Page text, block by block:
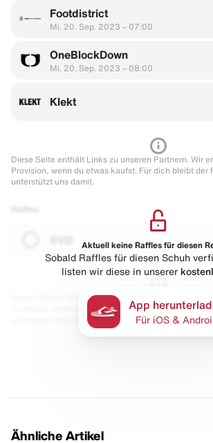
Footdistrict
Mi. 20. Sep. 2023 – 07:00
OneBlockDown
Mi. 20. Sep. 2023 – 08:00
Klekt
Diese Seite enthält Links zu unseren Partnern. Wir
Provision, wenn du etwas kaufst. Für dich bleibt der
unterstützt uns damit.
Diese Seite enthält Links zu unseren Partnern. Wir
Provision, wenn du etwas kaufst. Für dich bleibt der
unterstützt uns damit.
Aktuell keine Raffles für diesen
Sobald Raffles für diesen Schuh
listen wir diese in unserer
App
Für iOS &
Ähnliche Artikel